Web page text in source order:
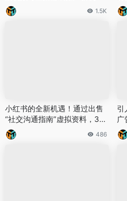
遇！
1.5K
小红书的全新机遇！通过出售
“社交沟通指南”虚拟资料，3个
月轻松赚取14万
486
引
教